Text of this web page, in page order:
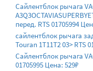
Сайлентблок рычага
перед. RTS 01705994
сайлентблок рычага
Touran 1T11T2 03> RTS
Сайлентблок рычага
01705995 Цена: 529₽